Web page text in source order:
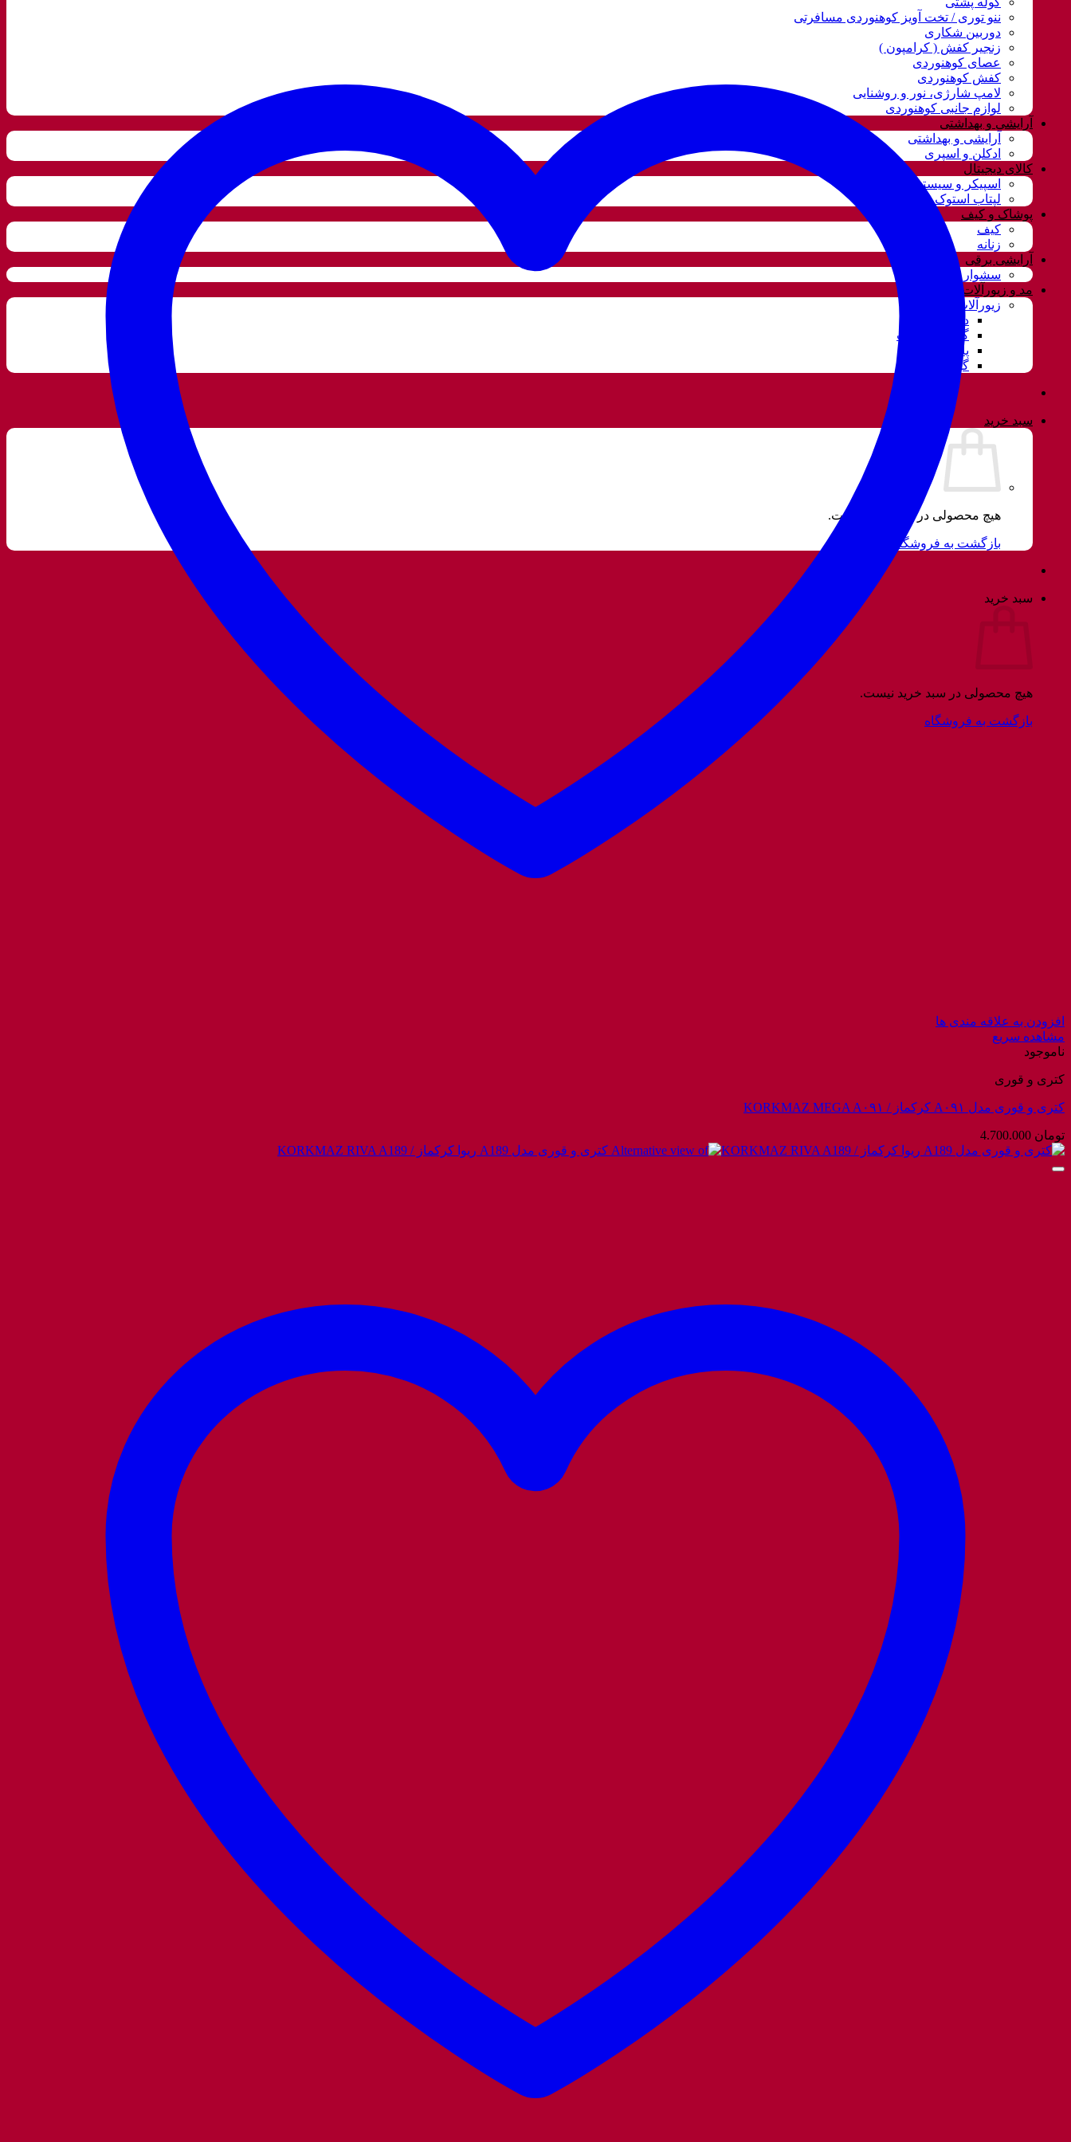
ننو توری / تخت آویز کوهنوردی مسافرتی
دوربین شکاری
زنجیر کفش ( کرامپون )
عصای کوهنوردی
کفش کوهنوردی
لامپ شارژی، نور و روشنایی
لوازم جانبی کوهنوردی
آرایشی و بهداشتی
آرایشی و بهداشتی
ادکلن و اسپری
کالای دیجیتال
اسپیکر و سیستم صوتی
لپتاب استوک
پوشاک و کیف
کیف
زنانه
آرایشی برقی
سشوار
مد و زیورآلات
زیورآلات و بدلیجات
دستبند
گردنبند و ست
پابند
گوشواره
سبد خرید
هیچ محصولی در سبد خرید نیست.
بازگشت به فروشگاه
سبد خرید
هیچ محصولی در سبد خرید نیست.
بازگشت به فروشگاه
افزودن به علاقه مندی ها
مشاهده سریع
ناموجود
کتری و قوری
کتری و قوری مدل A۰۹۱ کرکماز / KORKMAZ MEGA A۰۹۱
تومان